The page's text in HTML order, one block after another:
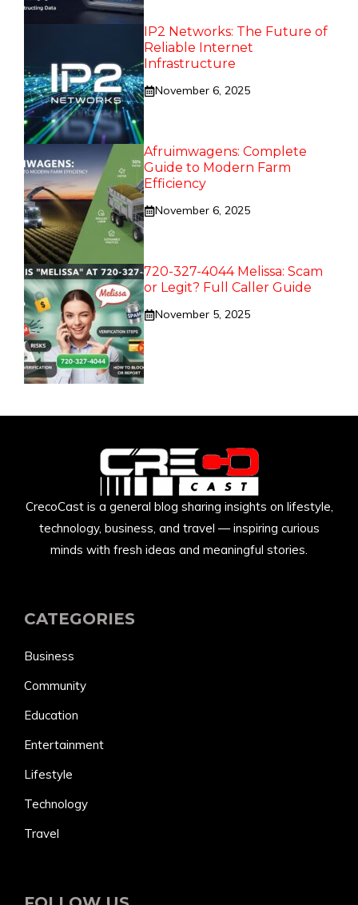
IP2 Networks: The Future of
Reliable Internet
Infrastructure
November 6, 2025
Afruimwagens: Complete
Guide to Modern Farm
Efficiency
November 6, 2025
720-327-4044 Melissa: Scam
or Legit? Full Caller Guide
November 5, 2025
CrecoCast is a general blog sharing insights on lifestyle,
technology, business, and travel — inspiring curious
minds with fresh ideas and meaningful stories.
CATEGORIES
Business
Community
Education
Entertainment
Lifestyle
Technology
Travel